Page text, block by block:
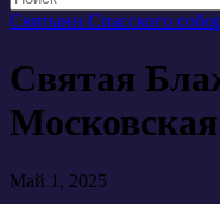
Святыни Спасского
Святая
Московская
Май 1, 2025